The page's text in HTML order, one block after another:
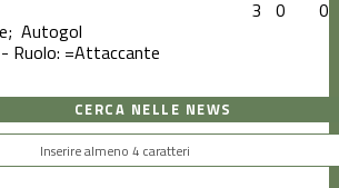
3 0 0
Autogol
Ruolo: =Attaccante
CERCA NELLE NEWS